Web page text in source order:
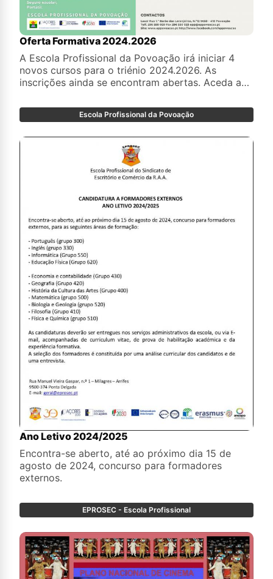
Oferta Formativa 2024.2026
A Escola Profissional da Povoação irá iniciar 4
novos cursos para o triénio 2024.2026. As
inscrições ainda se encontram abertas. Aceda a
https://docs.google.com/forms/d/e/
e faça a sua inscrição!Escola Profissional da Povoação
Ano Letivo 2024/2025
Encontra-se aberto, até ao próximo dia 15 de
agosto de 2024, concurso para formadores
externos.
EPROSEC - Escola Profissional